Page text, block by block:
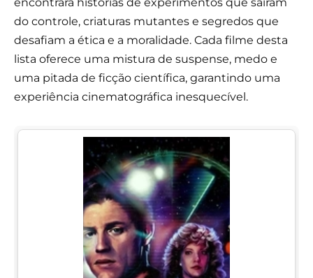
encontrará histórias de experimentos que saíram
do controle, criaturas mutantes e segredos que
desafiam a ética e a moralidade. Cada filme desta
lista oferece uma mistura de suspense, medo e
uma pitada de ficção científica, garantindo uma
experiência cinematográfica inesquecível.